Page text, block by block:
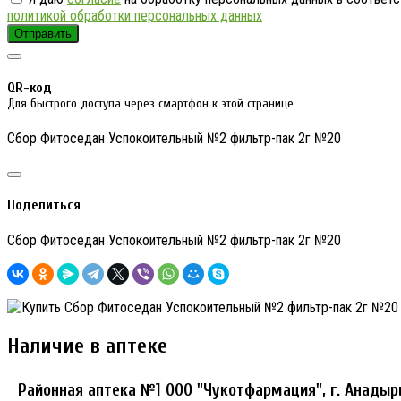
политикой обработки персональных данных
Отправить
QR-код
Для быстрого доступа через смартфон к этой странице
Сбор Фитоседан Успокоительный №2 фильтр-пак 2г №20
Поделиться
Сбор Фитоседан Успокоительный №2 фильтр-пак 2г №20
Наличие в аптеке
Районная аптека №1 ООО "Чукотфармация", г.